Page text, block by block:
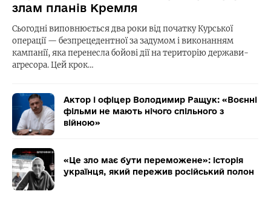
злам планів Кремля
Сьогодні виповнюється два роки від початку Курської
операції — безпрецедентної за задумом і виконанням
кампанії, яка перенесла бойові дії на територію держави-
агресора. Цей крок…
Актор і офіцер Володимир Ращук: «Воєнні
фільми не мають нічого спільного з
війною»
«Це зло має бути переможене»: історія
українця, який пережив російський полон